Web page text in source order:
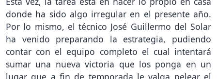
donde ha sido algo irregular en el presente año.
Por lo mismo, el técnico José Guillermo del Solar
ha venido preparando la estrategia, pudiendo
contar con el equipo completo el cual intentará
sumar una nueva victoria que los ponga en un
lugar que a fin de temporada le valga pelear el